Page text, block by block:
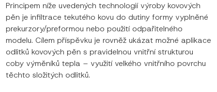
Principem níže uvedených technologií výroby kovových
pěn je infiltrace tekutého kovu do dutiny formy vyplněné
prekurzory/preformou nebo použití odpařitelného
modelu. Cílem příspěvku je rovněž ukázat možné aplikace
odlitků kovových pěn s pravidelnou vnitřní strukturou
coby výměníků tepla – využití velkého vnitřního povrchu
těchto složitých odlitků.